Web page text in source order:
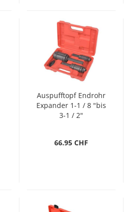
Auspufftopf Endrohr
Expander 1-1 / 8 "bis
3-1 / 2"
66.95 CHF